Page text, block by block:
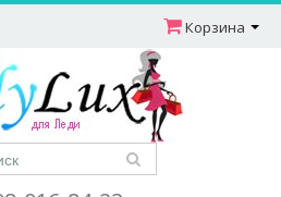
Корзина